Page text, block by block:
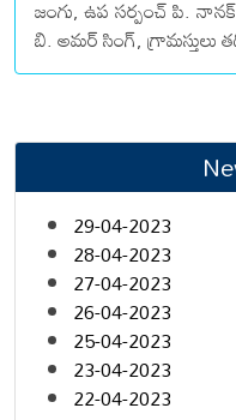
జంగు, ఉప సర్పంచ్ పి.
బి. అమర్ సింగ్, గ్రామస్తులు
29-04-2023
28-04-2023
27-04-2023
26-04-2023
25-04-2023
23-04-2023
22-04-2023